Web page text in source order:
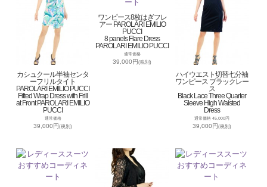
カシュクール半袖センタ
ーフリルタイト
PAROLARI EMILIO PUCCI
Fitted Wrap Dress with Frill
at Front PAROLARI EMILIO
PUCCI
通常価格
39,000円(税別)
ワンピース8枚はぎフレ
アー PAROLARI EMILIO
PUCCI
8 panels Flare Dress
PAROLARI EMILIO PUCCI
通常価格
39,000円(税別)
ハイウエスト切替七分袖
ワンピース ブラックレー
ス
Black Lace Three Quarter
Sleeve High Waisted
Dress
通常価格 45,000円
39,000円(税別)